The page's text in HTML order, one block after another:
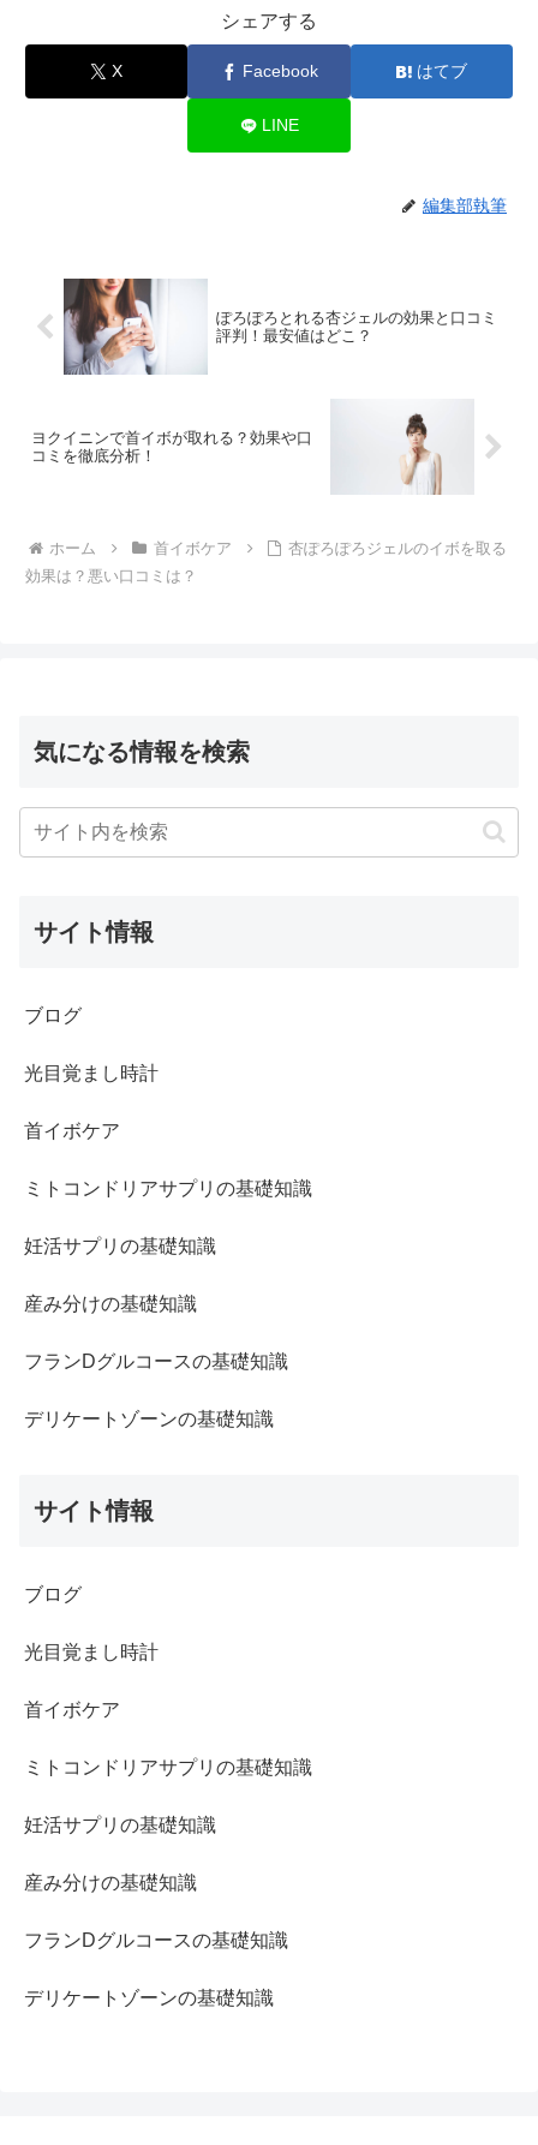
シェアする
X Facebook はてブ
LINE
編集部執筆
ぽろぽろとれる杏ジェルの効果と口コミ
評判！最安値はどこ？
ヨクイニンで首イボが取れる？効果や口
コミを徹底分析！
ホーム 首イボケア
杏ぽろぽろジェルのイボを取る
効果は？悪い口コミは？
気になる情報を検索
サイト情報
ブログ
光目覚まし時計
首イボケア
ミトコンドリアサプリの基礎知識
妊活サプリの基礎知識
産み分けの基礎知識
フランDグルコースの基礎知識
デリケートゾーンの基礎知識
サイト情報
ブログ
光目覚まし時計
首イボケア
ミトコンドリアサプリの基礎知識
妊活サプリの基礎知識
産み分けの基礎知識
フランDグルコースの基礎知識
デリケートゾーンの基礎知識